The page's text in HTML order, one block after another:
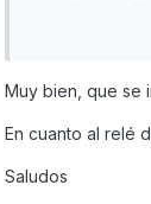
demas Ak. El
piensan
calidad...
Muy bien, que se
En cuanto al relé
Saludos